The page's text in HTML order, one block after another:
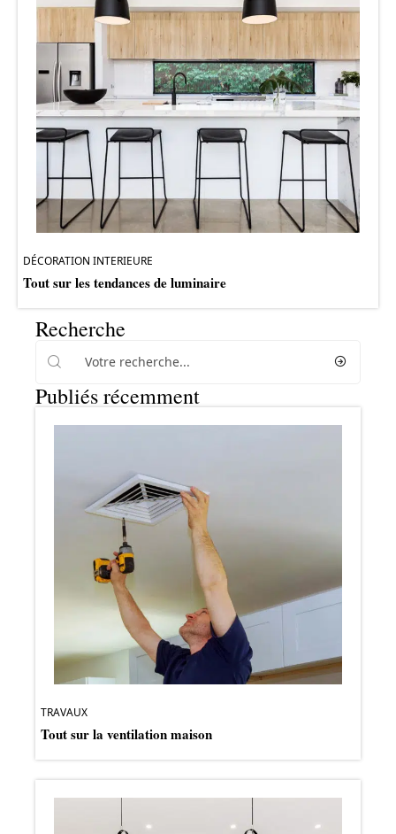
DÉCORATION INTERIEURE
Tout sur les tendances de luminaire
Recherche
Publiés récemment
TRAVAUX
Tout sur la ventilation maison